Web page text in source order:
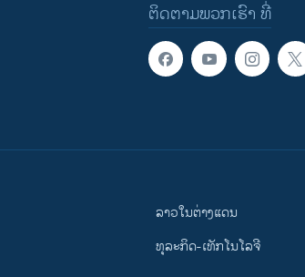
ຕິດຕາມພວກເຮົາ ທີ່
ລາວໃນຕ່າງແດນ
ທຸລະກິດ-ເທັກໂນໂລຈີ